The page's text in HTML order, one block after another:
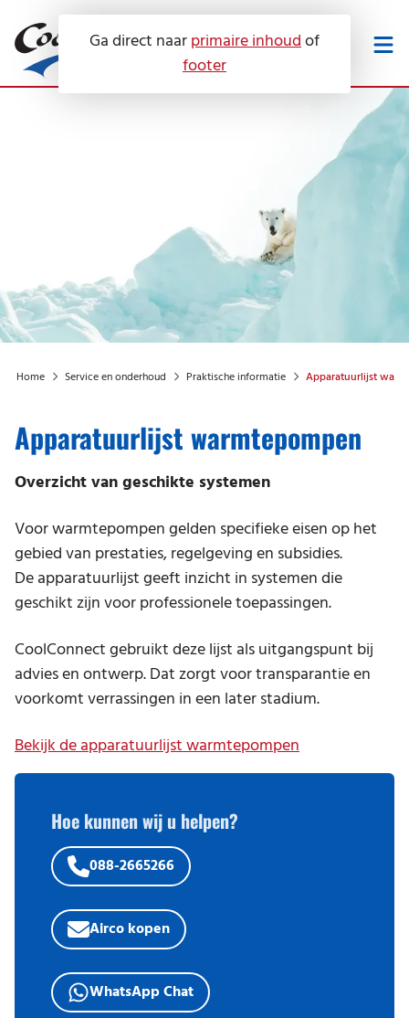
Ga direct naarprimaire inhoudof
footer
Onze diensten
Airconditioning
Luchtbehandeling
Warmtepompen
Zonne-energie
Service en onderhoud
Servicecontracten
Keuringen
Advies
Praktische informatie
Voor wie?
Kantoor
Restaurant
Salon
School
Serverruimte
Sportschool
Winkel
Over ons
Werken bij
Duurzaamheid en milieu
Home Service en onderhoud Praktische informatie Apparatuurlijst
Apparatuurlijst warmtepompen
Overzicht van geschikte systemen
Voor warmtepompen gelden specifieke eisen op het
gebied van prestaties, regelgeving en subsidies.
De apparatuurlijst geeft inzicht in systemen die
geschikt zijn voor professionele toepassingen.
CoolConnect gebruikt deze lijst als uitgangspunt bij
advies en ontwerp. Dat zorgt voor transparantie en
voorkomt verrassingen in een later stadium.
Bekijk de apparatuurlijst warmtepompen
Hoe kunnen wij u helpen?
088-2665266
Airco kopen
WhatsApp Chat